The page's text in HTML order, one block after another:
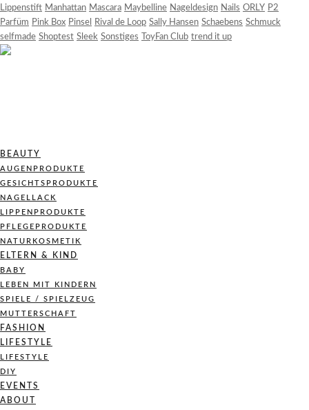
Lippenstift Manhattan Mascara Maybelline Nageldesign Nails ORLY P2
Parfüm Pink Box Pinsel Rival de Loop Sally Hansen Schaebens Schmuck
selfmade Shoptest Sleek Sonstiges ToyFan Club trend it up
BEAUTY
AUGENPRODUKTE
GESICHTSPRODUKTE
NAGELLACK
LIPPENPRODUKTE
PFLEGEPRODUKTE
NATURKOSMETIK
ELTERN & KIND
BABY
LEBEN MIT KINDERN
SPIELE / SPIELZEUG
MUTTERSCHAFT
FASHION
LIFESTYLE
LIFESTYLE
DIY
EVENTS
ABOUT